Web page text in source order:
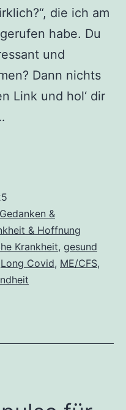
die ich am
habe. Du
und
Dann nichts
Link und hol‘ dir
&
& Hoffnung
Krankheit, gesund
Long Covid, ME/CFS,